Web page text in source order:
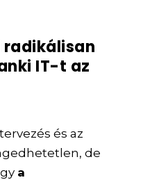
radikálisan
IT-t az
és az
de
a